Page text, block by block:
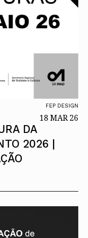
FEP DESIGN
18 MAR 26
DA
2026 |